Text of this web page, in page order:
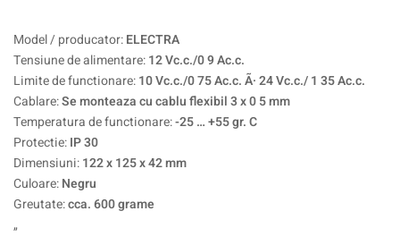
Model / producator:ELECTRA
Tensiune de alimentare:12 Vc.c./0 9 Ac.c.
Limite de functionare:10 Vc.c./0 75 Ac.c. Ã· 24 Vc.c./ 1 35 Ac.c.
Cablare:Se monteaza cu cablu flexibil 3 x 0 5 mm
Temperatura de functionare:-25 … +55 gr. C
Protectie:IP 30
Dimensiuni:122 x 125 x 42 mm
Culoare:Negru
Greutate:cca. 600 grame
„